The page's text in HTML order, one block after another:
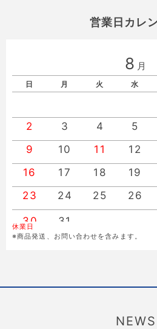
営業日カレ
8 月
日 月 火 水
2
3 4 5
9
10 11 12
16
17 18 19
23
24 25 26
30 31
休業日
※商品発送、お問い合わせを含みます。
NEWS